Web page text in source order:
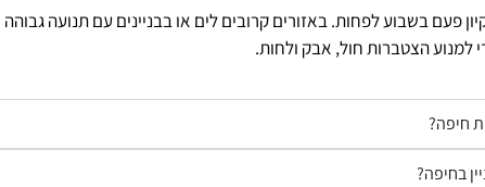
פעם בשבוע לפחות. באזורים קרובים לים או בבניינים עם תנועה
למנוע הצטברות חול, אבק ולחות.
חיפה?
בחיפה?